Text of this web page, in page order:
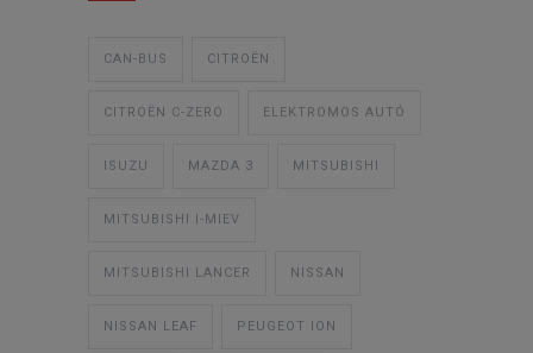
CAN-BUS CITROËN
CITROËN C-ZERO ELEKTROMOS AUTÓ
ISUZU MAZDA 3 MITSUBISHI
MITSUBISHI I-MIEV
MITSUBISHI LANCER NISSAN
NISSAN LEAF PEUGEOT ION